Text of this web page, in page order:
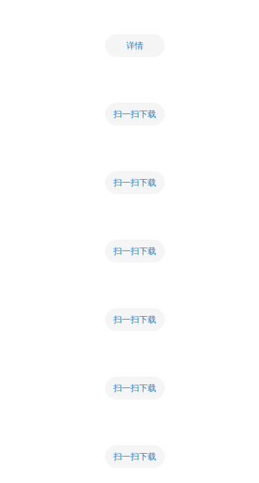
详情
扫一扫下载
扫一扫下载
扫一扫下载
扫一扫下载
扫一扫下载
扫一扫下载